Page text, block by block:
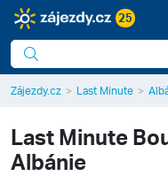
25
Zájezdy.cz Last Minute
Last Minute
Albánie